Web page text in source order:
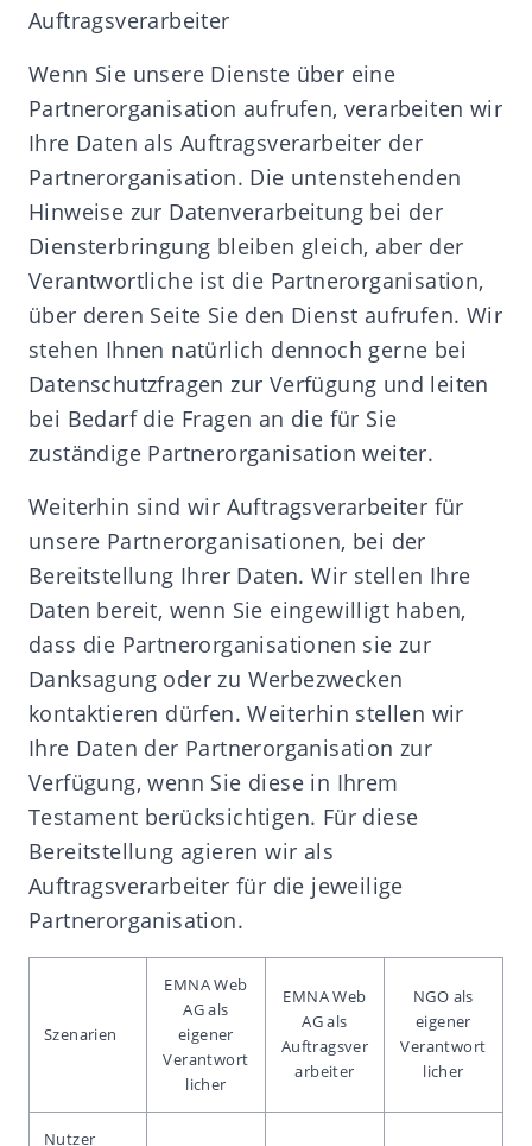
Auftragsverarbeiter
Wenn Sie unsere Dienste über eine
Partnerorganisation aufrufen, verarbeiten wir
Ihre Daten als Auftragsverarbeiter der
Partnerorganisation. Die untenstehenden
Hinweise zur Datenverarbeitung bei der
Diensterbringung bleiben gleich, aber der
Verantwortliche ist die Partnerorganisation,
über deren Seite Sie den Dienst aufrufen. Wir
stehen Ihnen natürlich dennoch gerne bei
Datenschutzfragen zur Verfügung und leiten
bei Bedarf die Fragen an die für Sie
zuständige Partnerorganisation weiter.
Weiterhin sind wir Auftragsverarbeiter für
unsere Partnerorganisationen, bei der
Bereitstellung Ihrer Daten. Wir stellen Ihre
Daten bereit, wenn Sie eingewilligt haben,
dass die Partnerorganisationen sie zur
Danksagung oder zu Werbezwecken
kontaktieren dürfen. Weiterhin stellen wir
Ihre Daten der Partnerorganisation zur
Verfügung, wenn Sie diese in Ihrem
Testament berücksichtigen. Für diese
Bereitstellung agieren wir als
Auftragsverarbeiter für die jeweilige
Partnerorganisation.
Szenarien
EMNA Web
AG als
eigener
Verantwort
licher
EMNA Web
AG als
Auftragsver
arbeiter
NGO als
eigener
Verantwort
licher
Nutzer